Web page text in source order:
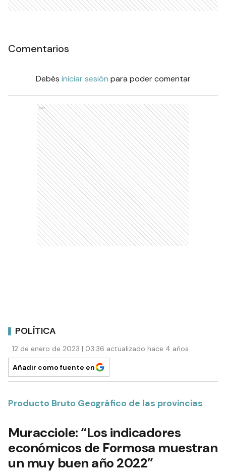
Comentarios
Debés iniciar sesión para poder comentar
Ads
POLÍTICA
12 de enero de 2023 | 03:36 actualizado hace 4 años
Añadir como fuente en
Producto Bruto Geográfico de las provincias
Muracciole: “Los indicadores
económicos de Formosa muestran
un muy buen año 2022”